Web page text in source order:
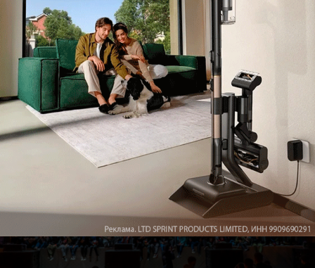
10 / 18